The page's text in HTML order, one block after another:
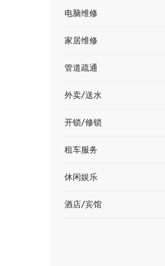
电脑维修
家居维修
管道疏通
外卖/送水
开锁/修锁
租车服务
休闲娱乐
酒店/宾馆